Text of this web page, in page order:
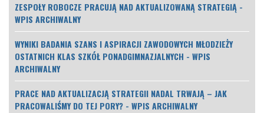
ZESPOŁY ROBOCZE PRACUJĄ NAD AKTUALIZOWANĄ STRATEGIĄ -
WPIS ARCHIWALNY
WYNIKI BADANIA SZANS I ASPIRACJI ZAWODOWYCH MŁODZIEŻY
OSTATNICH KLAS SZKÓŁ PONADGIMNAZJALNYCH - WPIS
ARCHIWALNY
PRACE NAD AKTUALIZACJĄ STRATEGII NADAL TRWAJĄ – JAK
PRACOWALIŚMY DO TEJ PORY? - WPIS ARCHIWALNY